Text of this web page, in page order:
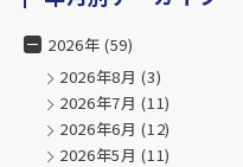
願いしたいと思います。
本当にありがとうございま
★★★★★
2026年 (59)
2026年8月 (3)
2026年7月 (11)
2026年6月 (12)
2026年5月 (11)